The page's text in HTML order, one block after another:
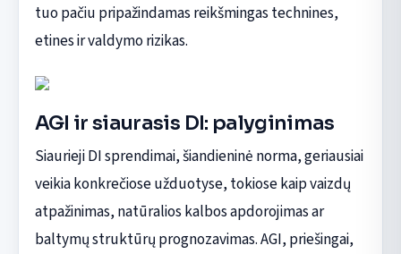
tuo pačiu pripažindamas reikšmingas technines,
etines ir valdymo rizikas.
AGI ir siaurasis DI: palyginimas
Siaurieji DI sprendimai, šiandieninė norma, geriausiai
veikia konkrečiose užduotyse, tokiose kaip vaizdų
atpažinimas, natūralios kalbos apdorojimas ar
baltymų struktūrų prognozavimas. AGI, priešingai,